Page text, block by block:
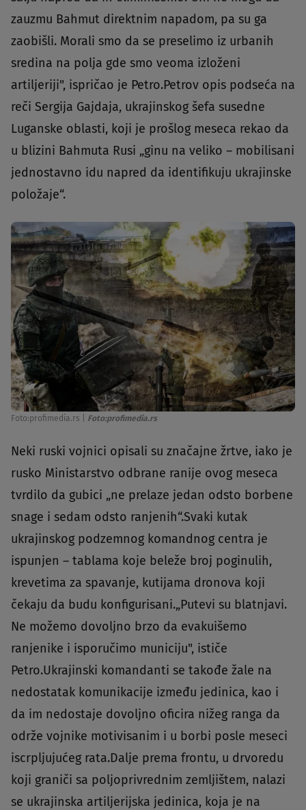
zauzmu Bahmut direktnim napadom, pa su ga
zaobišli. Morali smo da se preselimo iz urbanih
sredina na polja gde smo veoma izloženi
artiljeriji", ispričao je Petro.Petrov opis podseća na
reči Sergija Gajdaja, ukrajinskog šefa susedne
Luganske oblasti, koji je prošlog meseca rekao da
u blizini Bahmuta Rusi „ginu na veliko – mobilisani
jednostavno idu napred da identifikuju ukrajinske
položaje“.
Foto:profimedia.rs Foto:profimedia.rs
Neki ruski vojnici opisali su značajne žrtve, iako je
rusko Ministarstvo odbrane ranije ovog meseca
tvrdilo da gubici „ne prelaze jedan odsto borbene
snage i sedam odsto ranjenih“.Svaki kutak
ukrajinskog podzemnog komandnog centra je
ispunjen – tablama koje beleže broj poginulih,
krevetima za spavanje, kutijama dronova koji
čekaju da budu konfigurisani.„Putevi su blatnjavi.
Ne možemo dovoljno brzo da evakuišemo
ranjenike i isporučimo municiju", ističe
Petro.Ukrajinski komandanti se takođe žale na
nedostatak komunikacije između jedinica, kao i
da im nedostaje dovoljno oficira nižeg ranga da
održe vojnike motivisanim i u borbi posle meseci
iscrpljujućeg rata.Dalje prema frontu, u drvoredu
koji graniči sa poljoprivrednim zemljištem, nalazi
se ukrajinska artiljerijska jedinica, koja je na